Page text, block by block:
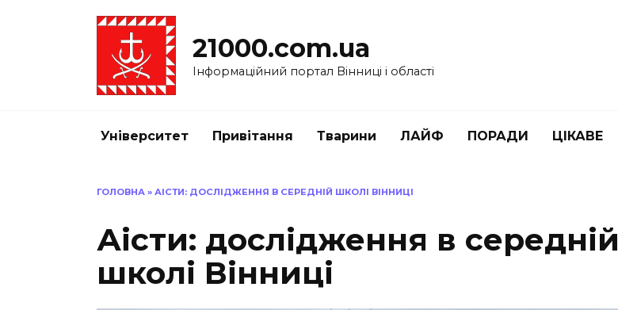
21000.com.ua
Інформаційний портал Вінниці і області
Університет Привітання Тварини ЛАЙФ ПОРАДИ ЦІКАВЕ
ГОЛОВНА » АІСТИ: ДОСЛІДЖЕННЯ В СЕРЕДНІЙ ШКОЛІ ВІННИЦІ
Аісти: дослідження в середній
школі Вінниці